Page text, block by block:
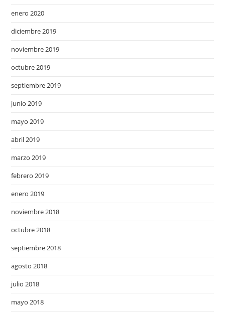
enero 2020
diciembre 2019
noviembre 2019
octubre 2019
septiembre 2019
junio 2019
mayo 2019
abril 2019
marzo 2019
febrero 2019
enero 2019
noviembre 2018
octubre 2018
septiembre 2018
agosto 2018
julio 2018
mayo 2018